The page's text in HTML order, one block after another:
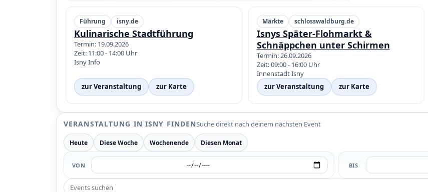
Führung isny.de
Kulinarische Stadtführung
Termin: 19.09.2026
Zeit: 11:00 - 14:00 Uhr
Isny Info
zur Veranstaltung zur Karte
Märkte schlosswaldburg.de
Isnys Später-Flohmarkt &
Schnäppchen unter Schirmen
Termin: 26.09.2026
Zeit: 09:00 - 16:00 Uhr
Innenstadt Isny
zur Veranstaltung
zur Karte
VERANSTALTUNG IN ISNY FINDENSuche direkt nach deinem nächsten Event
Heute Diese Woche Wochenende Diesen Monat
VON BIS